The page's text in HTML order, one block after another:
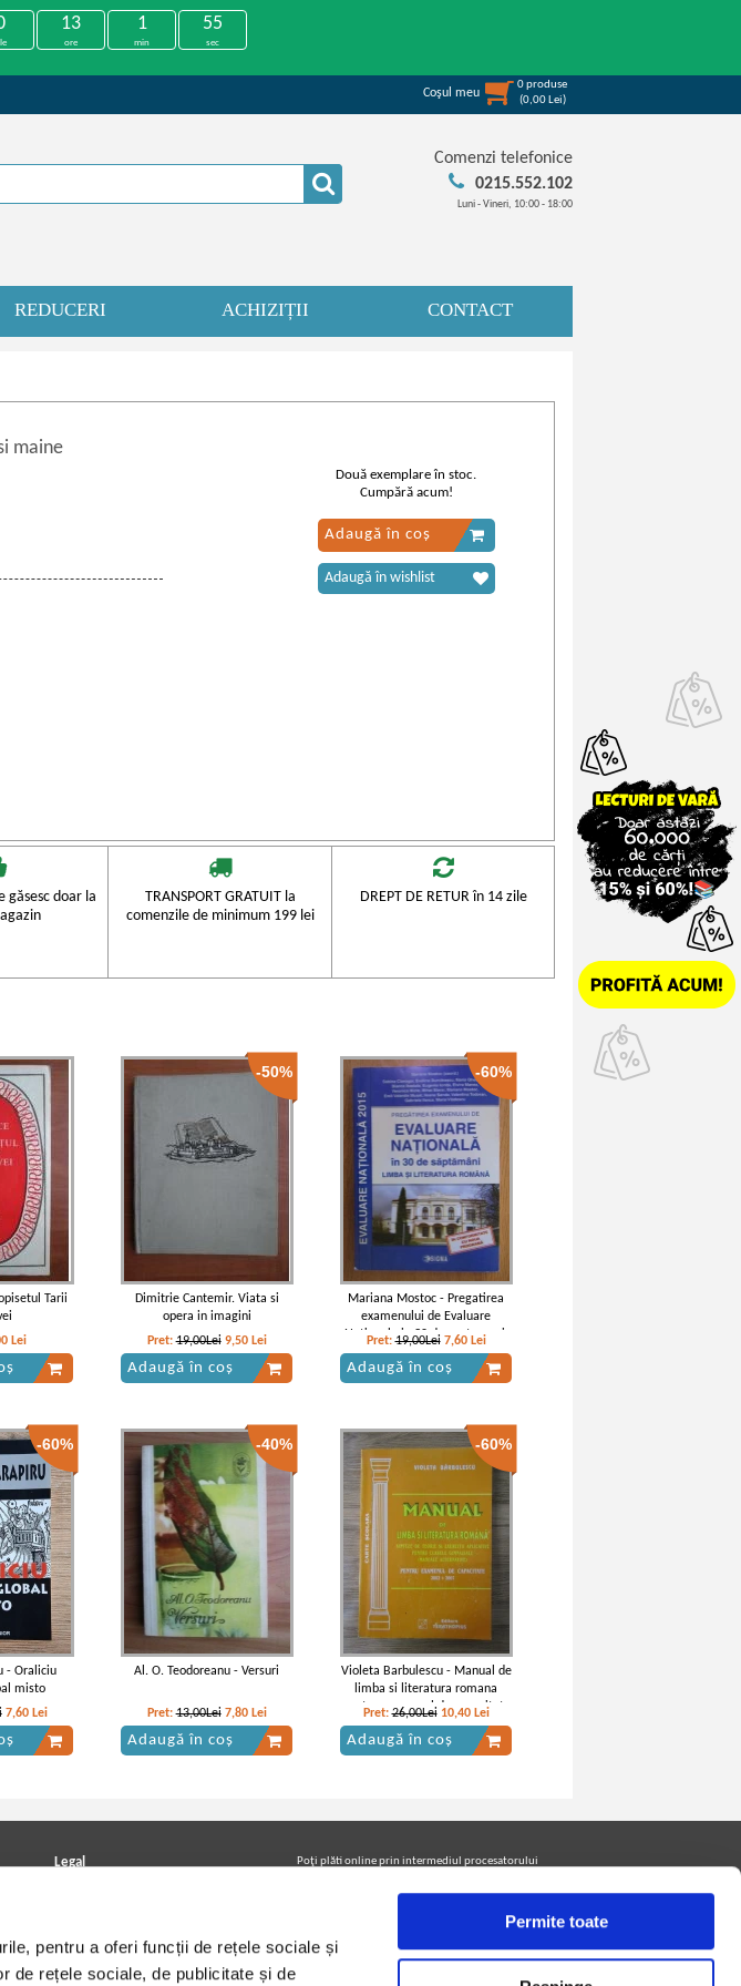
pentru a oferi funcții de rețele sociale și
de rețele sociale, de publicitate și de
Permite toate
13
ore
1
min
55
sec
Coşul meu
0produse
(0,00 Lei)
Comenzi telefonice
0215.552.102
Luni - Vineri, 10:00 - 18:00
REDUCERI ACHIZIȚII CONTACT
maine
Două exemplare în stoc.
Cumpără acum!
Adaugă în coș
Adaugă în wishlist
găsesc doar la
TRANSPORT GRATUIT la
comenzile de minimum 199 lei
DREPT DE RETUR în 14 zile
Tarii
Lei
-50%
Dimitrie Cantemir. Viata si
opera in imagini
Pret:19,00Lei 9,50 Lei
Adaugă în coș
-60%
Mariana Mostoc - Pregatirea
examenului de Evaluare
Nationala in 30 de saptamani.
Limba si literatura romana
Pret:19,00Lei 7,60 Lei
Adaugă în coș
-60%
- Oraliciu
misto
7,60 Lei
-40%
Al. O. Teodoreanu - Versuri
Pret:13,00Lei 7,80 Lei
Adaugă în coș
-60%
Violeta Barbulescu - Manual de
limba si literatura romana
pentru examenul de capacitate
2002 - 2007
Pret:26,00Lei 10,40 Lei
Adaugă în coș
Legal
Termeni si conditii
Utilizare cookie-uri
Poţi plăti online prin intermediul procesatorului
Urmăreşte-ne pe facebook pentru a fi la curent cu